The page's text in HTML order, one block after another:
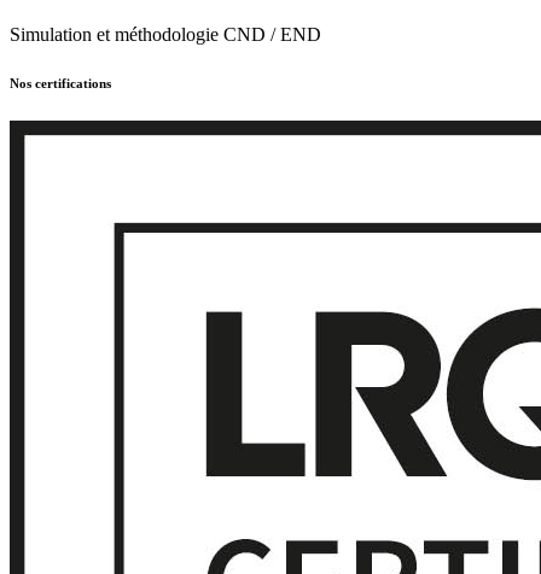
Simulation et méthodologie CND / END
Nos certifications